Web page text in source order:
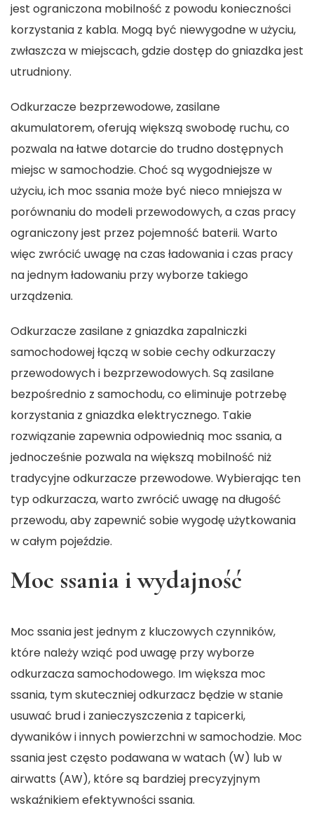
jest ograniczona mobilność z powodu konieczności
korzystania z kabla. Mogą być niewygodne w użyciu,
zwłaszcza w miejscach, gdzie dostęp do gniazdka jest
utrudniony.
Odkurzacze bezprzewodowe, zasilane
akumulatorem, oferują większą swobodę ruchu, co
pozwala na łatwe dotarcie do trudno dostępnych
miejsc w samochodzie. Choć są wygodniejsze w
użyciu, ich moc ssania może być nieco mniejsza w
porównaniu do modeli przewodowych, a czas pracy
ograniczony jest przez pojemność baterii. Warto
więc zwrócić uwagę na czas ładowania i czas pracy
na jednym ładowaniu przy wyborze takiego
urządzenia.
Odkurzacze zasilane z gniazdka zapalniczki
samochodowej łączą w sobie cechy odkurzaczy
przewodowych i bezprzewodowych. Są zasilane
bezpośrednio z samochodu, co eliminuje potrzebę
korzystania z gniazdka elektrycznego. Takie
rozwiązanie zapewnia odpowiednią moc ssania, a
jednocześnie pozwala na większą mobilność niż
tradycyjne odkurzacze przewodowe. Wybierając ten
typ odkurzacza, warto zwrócić uwagę na długość
przewodu, aby zapewnić sobie wygodę użytkowania
w całym pojeździe.
Moc ssania i wydajność
Moc ssania jest jednym z kluczowych czynników,
które należy wziąć pod uwagę przy wyborze
odkurzacza samochodowego. Im większa moc
ssania, tym skuteczniej odkurzacz będzie w stanie
usuwać brud i zanieczyszczenia z tapicerki,
dywaników i innych powierzchni w samochodzie. Moc
ssania jest często podawana w watach (W) lub w
airwatts (AW), które są bardziej precyzyjnym
wskaźnikiem efektywności ssania.